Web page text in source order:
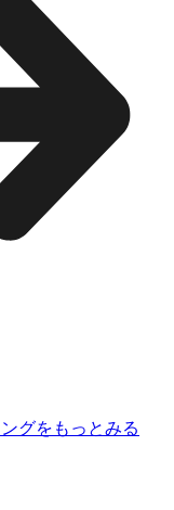
グをもっとみる